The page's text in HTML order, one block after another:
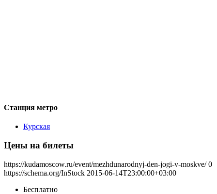
Станция метро
Курская
Цены на билеты
https://kudamoscow.ru/event/mezhdunarodnyj-den-jogi-v-moskve/ 0
https://schema.org/InStock 2015-06-14T23:00:00+03:00
Бесплатно